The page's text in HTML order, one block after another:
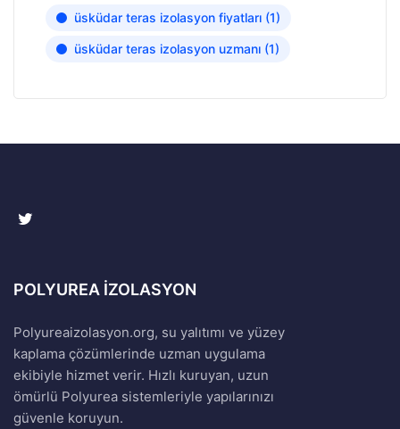
üsküdar teras izolasyon fiyatları (1)
üsküdar teras izolasyon uzmanı (1)
POLYUREA İZOLASYON
Polyureaizolasyon.org, su yalıtımı ve yüzey
kaplama çözümlerinde uzman uygulama
ekibiyle hizmet verir. Hızlı kuruyan, uzun
ömürlü Polyurea sistemleriyle yapılarınızı
güvenle koruyun.